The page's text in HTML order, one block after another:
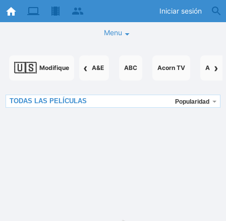
Iniciar sesión
Menu
🇺🇸 Modifique ‹ ›
A&E ABC Acorn TV
TODAS LAS PELÍCULAS Popularidad